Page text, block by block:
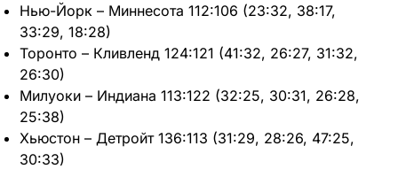
Нью-Йорк – Миннесота 112:106 (23:32, 38:17,
33:29, 18:28)
Торонто – Кливленд 124:121 (41:32, 26:27, 31:32,
26:30)
Милуоки – Индиана 113:122 (32:25, 30:31, 26:28,
25:38)
Хьюстон – Детройт 136:113 (31:29, 28:26, 47:25,
30:33)